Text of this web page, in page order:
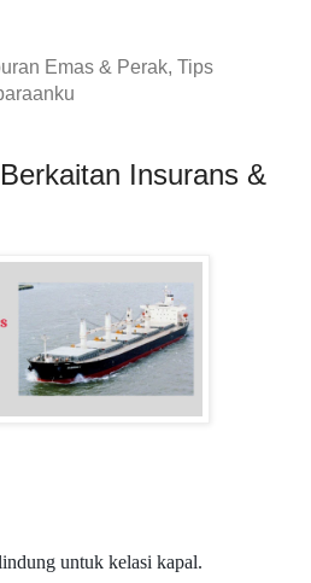
Emas & Perak, Tips
Insurans &
untuk kelasi kapal.